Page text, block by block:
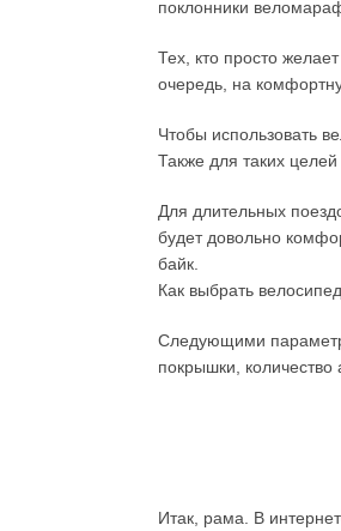
поклонники
Тех, кто просто
очередь, на
Чтобы использовать
Также для таких
Для длительных
будет довольно
байк.
Как выбрать
Следующими
покрышки, количество
Итак, рама. В